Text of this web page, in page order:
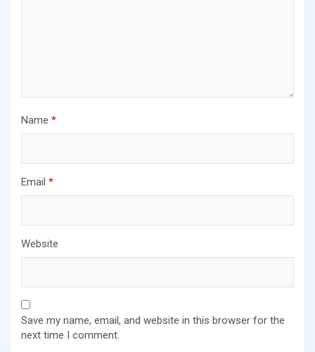
Name *
Email *
Website
Save my name, email, and website in this browser for the
next time I comment.